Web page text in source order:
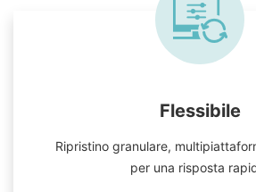
Flessibile
Ripristino granulare,
per una risposta